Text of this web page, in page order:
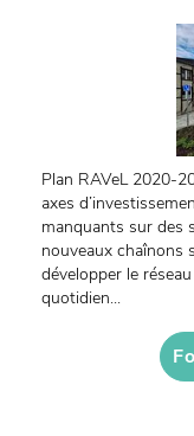
Plan RAVeL 2020-
axes
manquants sur des
nouveaux chaînons
développer le
quotidien...